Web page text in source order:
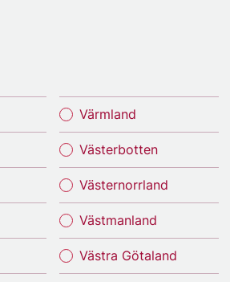
Värmland
Västerbotten
Västernorrland
Västmanland
Västra Götaland